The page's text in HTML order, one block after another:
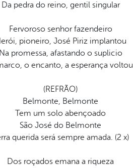
Da pedra do reino, gentil singular
Fervoroso senhor fazendeiro
pioneiro, José Piriz implantou
Na promessa, afastando o suplicio
o encanto, a esperança voltou
(REFRÃO)
Belmonte, Belmonte
Tem um solo abençoado
São José do Belmonte
querida será sempre amada. (2 x)
Dos roçados emana a riqueza